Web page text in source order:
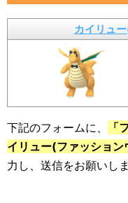
カイリュ
下記のフォームに、
「
イリュー(ファッション
力し、送信をお願いしま